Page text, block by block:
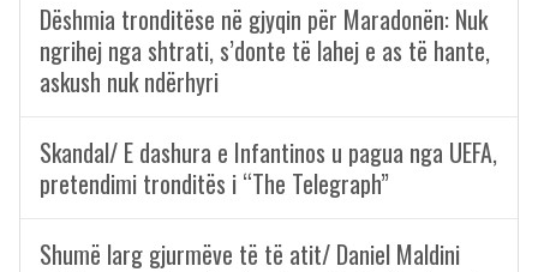
Dëshmia tronditëse në gjyqin për Maradonën: Nuk
ngrihej nga shtrati, s’donte të lahej e as të hante,
askush nuk ndërhyri
Skandal/ E dashura e Infantinos u pagua nga UEFA,
pretendimi tronditës i “The Telegraph”
Shumë larg gjurmëve të të atit/ Daniel Maldini